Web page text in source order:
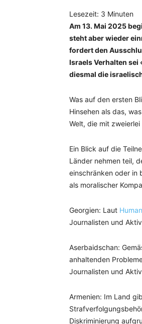
Lesezeit: 3 Minuten
Am 13. Mai 2025
steht aber wieder
fordert den
Israels Verhalten
diesmal die
Was auf den ersten
Hinsehen als das,
Welt, die mit
Ein Blick auf die
Länder nehmen teil,
einschränken oder in
als moralischer
Georgien: Laut
Journalisten und
Aserbaidschan:
anhaltenden
Journalisten und
Armenien: Im Land
Diskriminierung